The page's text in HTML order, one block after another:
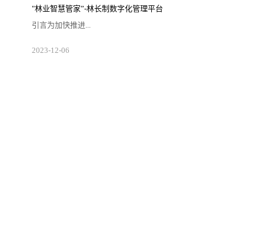
体推进农用地整治、建设用地整治、人居环境
改善、生态保护修复、特色资源保护与开发、
乡村产业发展，优化生产、生活、生态格局，
强化要素保障，支撑城乡高质量发展和区域协
"林业智慧管家”-林长制数字化管理平台
引言为加快推进...
生态文明和美丽中国建设，国家全面推行了以
保护发展森林草原资源为目标，以压实地方党
2023-12-06